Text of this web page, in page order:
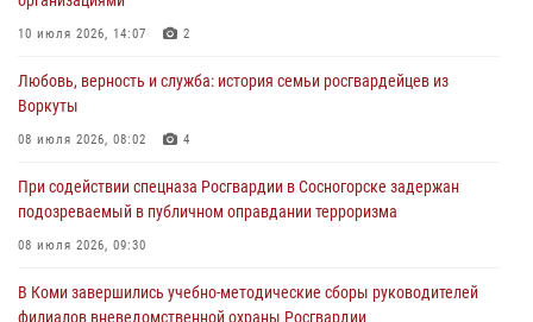
Всероссийского конкурса профессионального мастерства среди
сотрудников вневедомственной охраны Росгвардии
В Сыктывкаре росгвардейцы приняли участие в молебне в рамках
Дня Крещения Руси и Дня святого равноапостольного князя
28 июля 2026, 13:32 8
В Коми за неделю росгвардейцами выявлено более 10
деятельности
10 июля 2026, 14:07 2
Любовь, верность и служба: история семьи росгвардейцев из
Воркуты
08 июля 2026, 08:02 4
При содействии спецназа Росгвардии в Сосногорске задержан
подозреваемый в публичном оправдании терроризма
08 июля 2026, 09:30
В Коми завершились учебно-методические сборы руководителей
филиалов вневедомственной охраны Росгвардии